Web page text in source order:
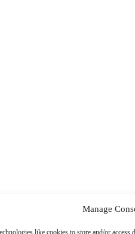
Manage
like cookies to store and/or